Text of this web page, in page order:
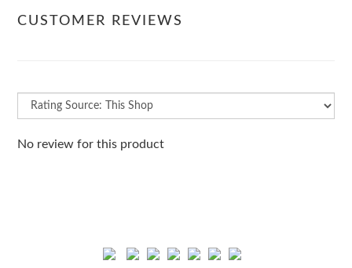
CUSTOMER REVIEWS
No review for this product